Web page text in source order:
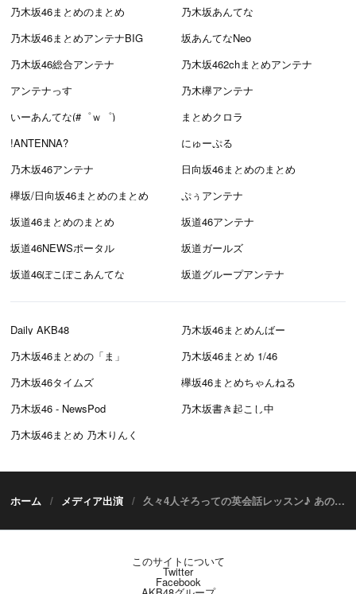
乃木坂46まとめのまとめ
乃木坂あんてな
乃木坂46まとめアンテナBIG
坂あんてなNeo
乃木坂46総合アンテナ
乃木坂462chまとめアンテナ
アンテナっす
乃木欅アンテナ
いーあんてな(#゜ｗ゜)
まとめクロラ
!ANTENNA?
にゅーぷる
乃木坂46アンテナ
日向坂46まとめのまとめ
欅坂/日向坂46まとめのまとめ
ぷぅアンテナ
坂道46まとめのまとめ
坂道46アンテナ
坂道46NEWSポータル
坂道ガールズ
坂道46ぽこぽこあんてな
坂道グループアンテナ
Daily AKB48
乃木坂46まとめんばー
乃木坂46まとめの「ま」
乃木坂46まとめ 1/46
乃木坂46タイムズ
欅坂46まとめちゃんねる
乃木坂46 - NewsPod
乃木坂書き起こし中
乃木坂46まとめ 乃木りんく
ホーム メディア出演 久々4人そろっての英会話レッスン♪ あのメンバーが恥ずかしい罰ゲームで赤面！？ TBSチャンネル「乃木坂46えいご」#41 [9/29 23:30～]
このサイトについて
Twitter
Facebook